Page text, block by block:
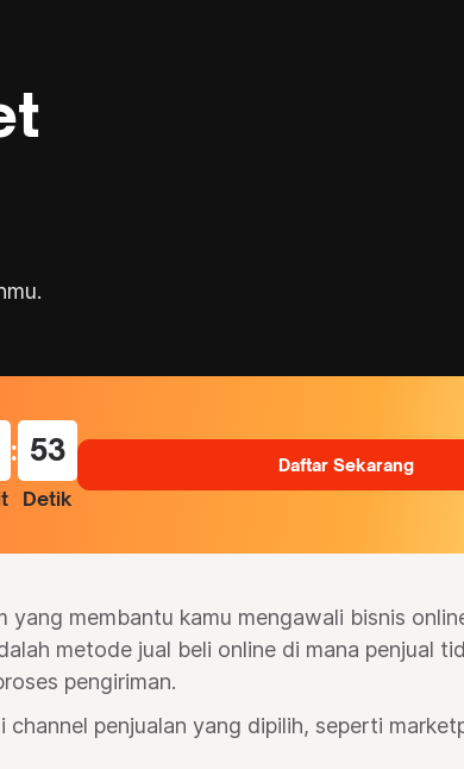
: 52
Detik
Daftar Sekarang
yang membantu kamu mengawali bisnis
metode jual beli online di mana penjual
pengiriman.
channel penjualan yang dipilih, seperti